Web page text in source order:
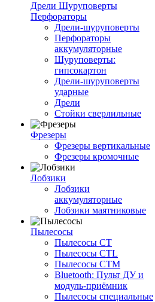
Дрели Шуруповерты
Перфораторы
Дрели-шуруповерты
Перфораторы
аккумуляторные
Шуруповерты:
гипсокартон
Дрели-шуруповерты
ударные
Дрели
Стойки сверлильные
Фрезеры
Фрезеры вертикальные
Фрезеры кромочные
Лобзики
Лобзики
аккумуляторные
Лобзики маятниковые
Пылесосы
Пылесосы CT
Пылесосы CTL
Пылесосы CTM
Bluetooth: Пульт ДУ и
модуль-приёмник
Пылесосы специальные